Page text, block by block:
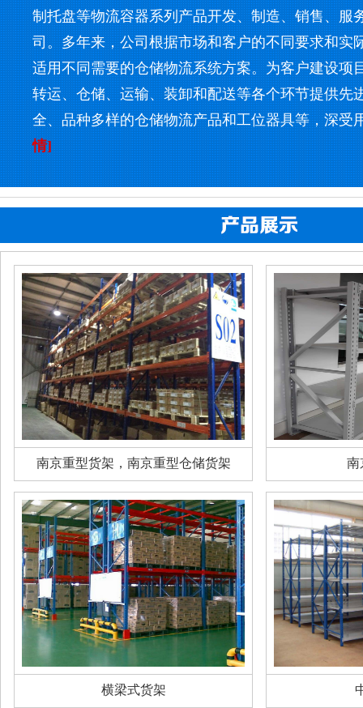
制托盘等物流容器系列产品开发、制造、销售、服
司。多年来，公司根据市场和客户的不同要求和实
适用不同需要的仓储物流系统方案。为客户建设项
转运、仓储、运输、装卸和配送等各个环节提供先
全、品种多样的仓储物流产品和工位器具等，深受
情]
南京重型货架，南京重型仓储货架 南
横梁式货架